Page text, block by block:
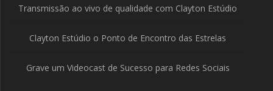
Transmissão ao vivo de qualidade com Clayton Estúdio
Clayton Estúdio o Ponto de Encontro das Estrelas
Grave um Videocast de Sucesso para Redes Sociais